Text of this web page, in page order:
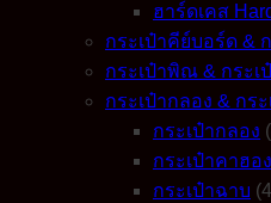
ฮาร์ดเคส
กระเป๋าคีย์บอร์ด &
กระเป๋าพิณ & กระเ
กระเป๋ากลอง & กร
กระเป๋ากลอง
กระเป๋าคาฮอง
กระเป๋าฉาบ